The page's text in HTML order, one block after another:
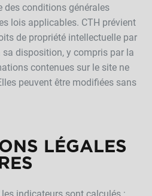
des conditions générales
lois applicables. CTH prévient
de propriété intellectuelle par
disposition, y compris par la
contenues sur le site ne
peuvent être modifiées sans
LÉGALES
indicateurs sont calculés :